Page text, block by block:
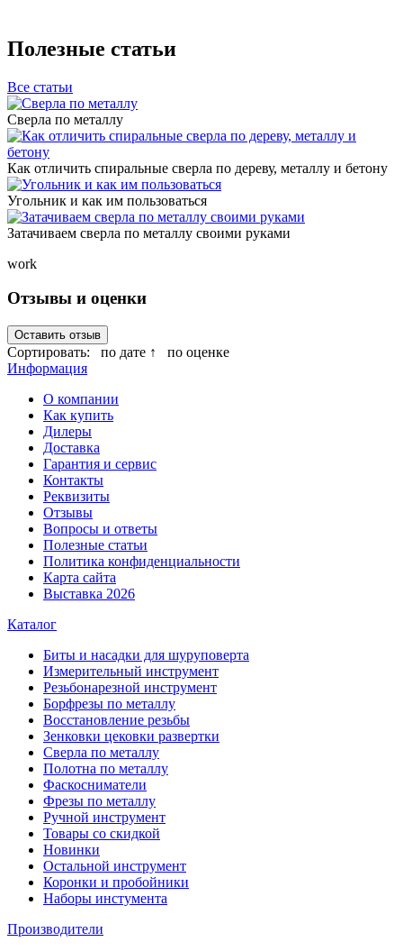
Полезные статьи
Все статьи
Сверла по металлу
Как отличить спиральные сверла по дереву, металлу и бетону
Угольник и как им пользоваться
Затачиваем сверла по металлу своими руками
work
Отзывы и оценки
Оставить отзыв
Сортировать: по дате ↑
по оценке
Информация
О компании
Как купить
Дилеры
Доставка
Гарантия и сервис
Контакты
Реквизиты
Отзывы
Вопросы и ответы
Полезные статьи
Политика конфиденциальности
Карта сайта
Выставка 2026
Каталог
Биты и насадки для шуруповерта
Измерительный инструмент
Резьбонарезной инструмент
Борфрезы по металлу
Восстановление резьбы
Зенковки цековки развертки
Сверла по металлу
Полотна по металлу
Фаскосниматели
Фрезы по металлу
Ручной инструмент
Товары со скидкой
Новинки
Остальной инструмент
Коронки и пробойники
Наборы инстумента
Производители